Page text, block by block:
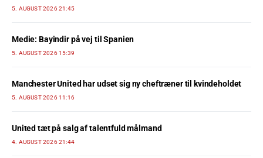
5. AUGUST 2026 21:45
Medie: Bayindir på vej til Spanien
5. AUGUST 2026 15:39
Manchester United har udset sig ny cheftræner til kvindeholdet
5. AUGUST 2026 11:16
United tæt på salg af talentfuld målmand
4. AUGUST 2026 21:44